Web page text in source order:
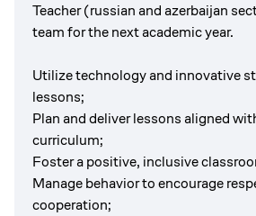
Teacher (russian and azerbaijan
team for the next academic year.
Utilize technology and innovative
lessons;
Plan and deliver lessons aligned
curriculum;
Foster a positive, inclusive
Manage behavior to encourage
cooperation;